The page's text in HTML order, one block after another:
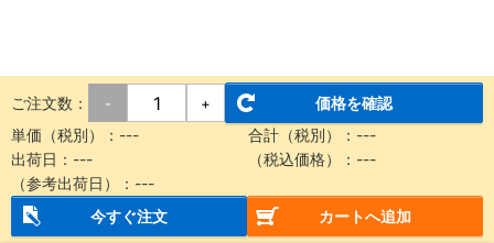
ご注文数： - +
価格を確認
単価（税別）： --- 合計（税別）： ---
出荷日： --- （税込価格）： ---
（参考出荷日）： ---
今すぐ注文
カートへ追加